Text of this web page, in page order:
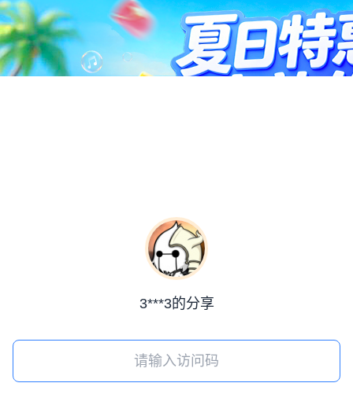
3***3的分享